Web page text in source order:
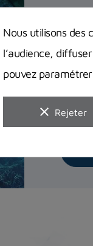
Nous utilisons des
l’audience,
pouvez
clear Rejeter